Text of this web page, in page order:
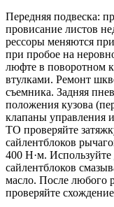
Передняя подвеска:
провисание листов
рессоры меняются
при пробое на
люфте в поворотном
втулками. Ремонт
съемника. Задняя
положения кузова
клапаны управления
ТО проверяйте
сайлентблоков
400 Н·м.
сайлентблоков
масло. После любого
проверяйте